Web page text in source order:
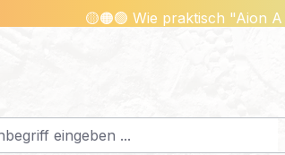
🟡🟠🟢 Wie praktisch "Aion A